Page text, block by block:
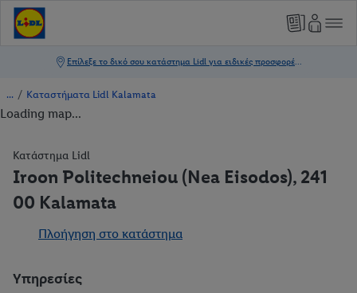
/ Καταστήματα Lidl Kalamata
Loading map...
Κατάστημα Lidl
Iroon Politechneiou (Nea Eisodos), 241
00 Kalamata
Πλοήγηση στο κατάστημα
Υπηρεσίες